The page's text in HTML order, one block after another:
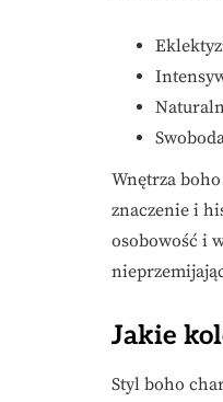
Wnętrza
znaczenie i
osobowość i
Jakie
Styl boho